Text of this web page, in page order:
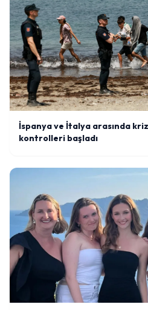
İspanya ve İtalya arasında kriz:
kontrolleri başladı